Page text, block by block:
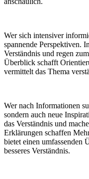
Wer sich intensiver
spannende Perspektiven.
Verständnis und regen
Überblick schafft
vermittelt das Thema
Wer nach Informationen
sondern auch neue
das Verständnis und
Erklärungen schaffen
bietet einen umfassenden
besseres Verständnis.